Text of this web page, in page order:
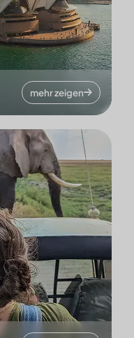
mehr zeigen